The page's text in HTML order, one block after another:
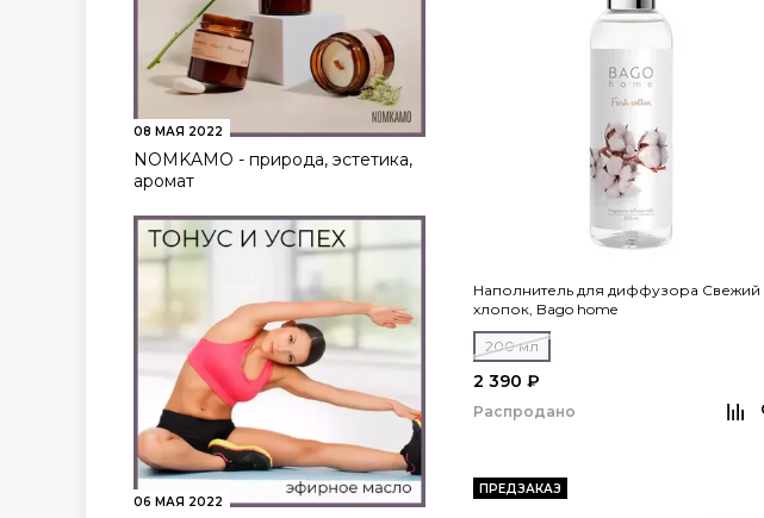
08 МАЯ 2022
NOMKAMO - природа, эстетика,
аромат
06 МАЯ 2022
Наполнитель для диффузора Свежий
хлопок, Bago home
200 мл
2 390 ₽
Распродано
ПРЕДЗАКАЗ